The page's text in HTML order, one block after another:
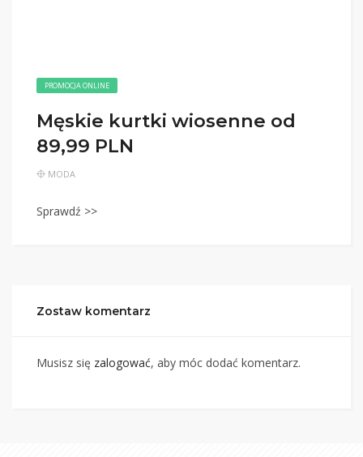
PROMOCJA ONLINE
Męskie kurtki wiosenne od
89,99 PLN
MODA
Sprawdź >>
Zostaw komentarz
Musisz się zalogować, aby móc dodać komentarz.